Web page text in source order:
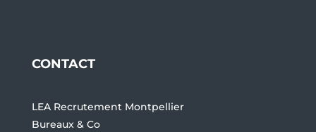
CONTACT
LEA Recrutement Montpellier
Bureaux & Co